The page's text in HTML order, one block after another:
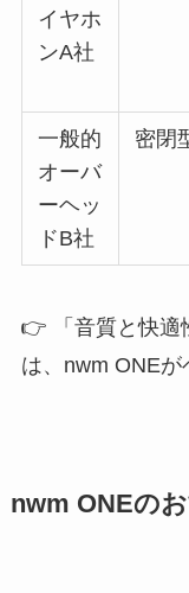
イヤホ
ンA社
一般的
オーバ
ーヘッ
ドB社
密閉
👉 「音質と快適
は、nwm ONEが
nwm ONEの